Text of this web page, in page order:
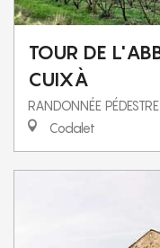
TOUR DE
CUIXÀ
RANDONNÉE PÉDESTRE
Codalet